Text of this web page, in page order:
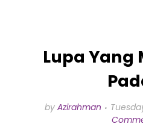
Lupa Yang
by Azirahman